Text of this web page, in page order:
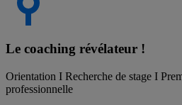
Le coaching révélateur !
Orientation I Recherche de stage I
professionnelle